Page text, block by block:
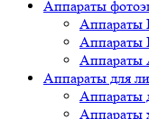
Аппараты
Аппараты
Аппараты
Аппараты
Аппараты для
Аппараты
Аппараты